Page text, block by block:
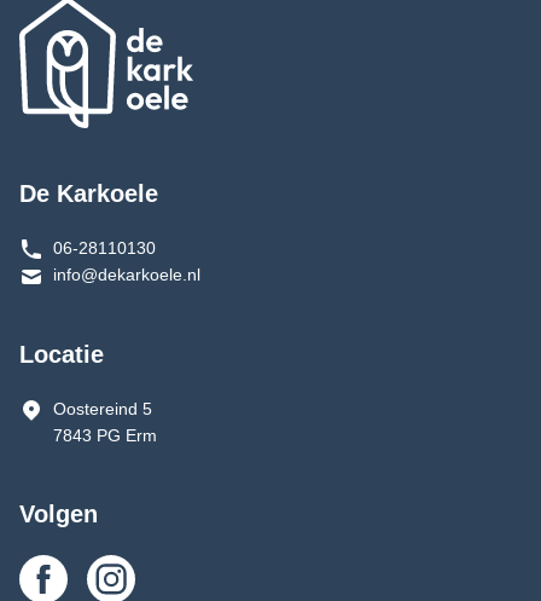
De Karkoele
06-28110130
info@dekarkoele.nl
Locatie
Oostereind 5
7843 PG Erm
Volgen